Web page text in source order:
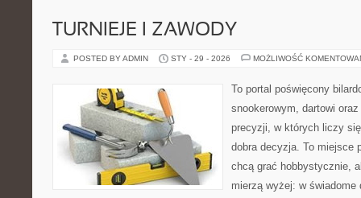
TURNIEJE I ZAWODY
POSTED BY ADMIN STY - 29 - 2026 MOŻLIWOŚĆ
To portal poświęcony
snookerowym, dartowi
precyzji, w których liczy się
dobra decyzja. To miejsce
chcą grać hobbystycznie,
mierzą wyżej: w